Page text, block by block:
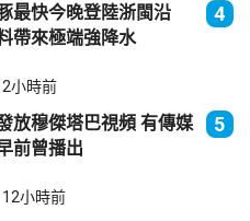
最快今晚登陸浙閩沿
帶來極端強降水
4
2小時前
穆傑塔巴視頻 有傳媒
前曾播出
5
12小時前